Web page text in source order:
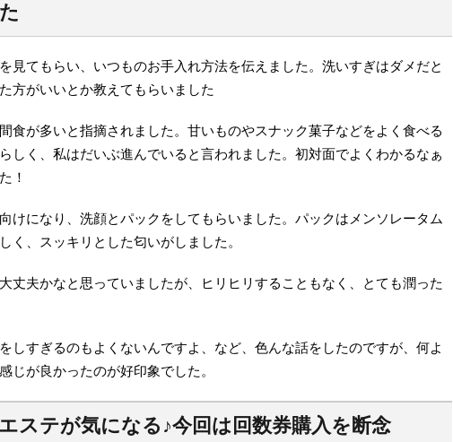
見てもらい、いつものお手入れ方法を伝えました。洗いすぎはダメだと
方がいいとか教えてもらいました
食が多いと指摘されました。甘いものやスナック菓子などをよく食べる
しく、私はだいぶ進んでいると言われました。初対面でよくわかるなぁ
！
けになり、洗顔とパックをしてもらいました。パックはメンソレータム
く、スッキリとした匂いがしました。
丈夫かなと思っていましたが、ヒリヒリすることもなく、とても潤った
しすぎるのもよくないんですよ、など、色んな話をしたのですが、何よ
じが良かったのが好印象でした。
ステが気になる♪今回は回数券購入を断念